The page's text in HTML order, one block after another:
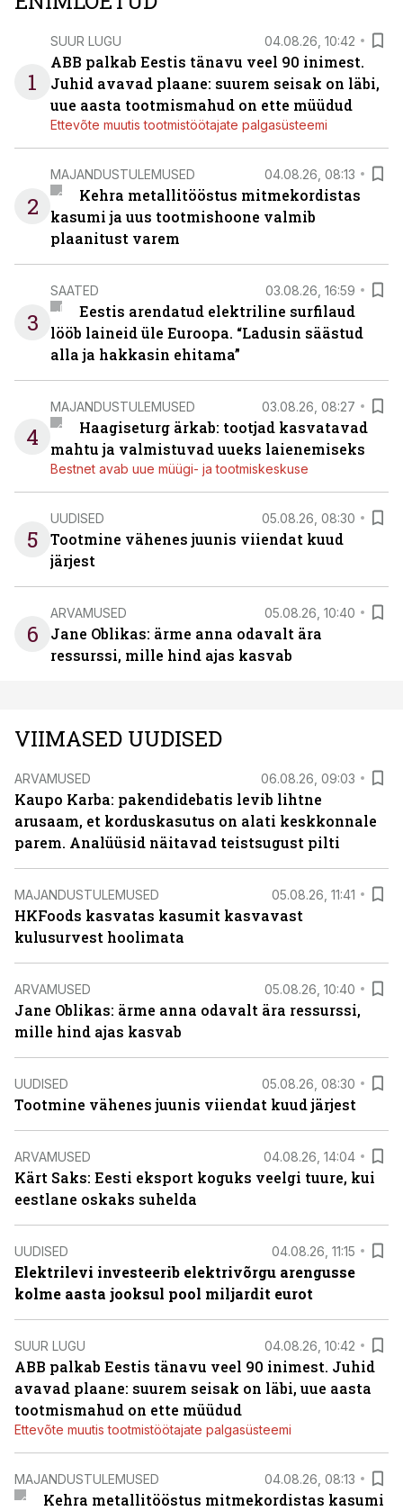
1
SUUR LUGU 04.08.26, 10:42
ABB palkab Eestis tänavu veel 90 inimest.
Juhid avavad plaane: suurem seisak on läbi,
uue aasta tootmismahud on ette müüdud
Ettevõte muutis tootmistöötajate palgasüsteemi
2
MAJANDUSTULEMUSED 04.08.26, 08:13
Kehra metallitööstus mitmekordistas
kasumi ja uus tootmishoone valmib
plaanitust varem
3
SAATED 03.08.26, 16:59
Eestis arendatud elektriline surfilaud
lööb laineid üle Euroopa. “Ladusin säästud
alla ja hakkasin ehitama”
4
MAJANDUSTULEMUSED 03.08.26, 08:27
Haagiseturg ärkab: tootjad kasvatavad
mahtu ja valmistuvad uueks laienemiseks
Bestnet avab uue müügi- ja tootmiskeskuse
5
UUDISED 05.08.26, 08:30
Tootmine vähenes juunis viiendat kuud
järjest
6
ARVAMUSED 05.08.26, 10:40
Jane Oblikas: ärme anna odavalt ära
ressurssi, mille hind ajas kasvab
VIIMASED UUDISED
ARVAMUSED 06.08.26, 09:03
Kaupo Karba: pakendidebatis levib lihtne
arusaam, et korduskasutus on alati keskkonnale
parem. Analüüsid näitavad teistsugust pilti
MAJANDUSTULEMUSED 05.08.26, 11:41
HKFoods kasvatas kasumit kasvavast
kulusurvest hoolimata
ARVAMUSED 05.08.26, 10:40
Jane Oblikas: ärme anna odavalt ära ressurssi,
mille hind ajas kasvab
UUDISED 05.08.26, 08:30
Tootmine vähenes juunis viiendat kuud järjest
ARVAMUSED 04.08.26, 14:04
Kärt Saks: Eesti eksport koguks veelgi tuure, kui
eestlane oskaks suhelda
UUDISED 04.08.26, 11:15
Elektrilevi investeerib elektrivõrgu arengusse
kolme aasta jooksul pool miljardit eurot
SUUR LUGU 04.08.26, 10:42
ABB palkab Eestis tänavu veel 90 inimest. Juhid
avavad plaane: suurem seisak on läbi, uue aasta
tootmismahud on ette müüdud
Ettevõte muutis tootmistöötajate palgasüsteemi
MAJANDUSTULEMUSED 04.08.26, 08:13
Kehra metallitööstus mitmekordistas kasumi